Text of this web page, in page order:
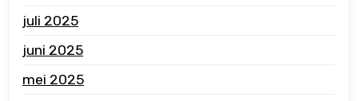
juli 2025
juni 2025
mei 2025